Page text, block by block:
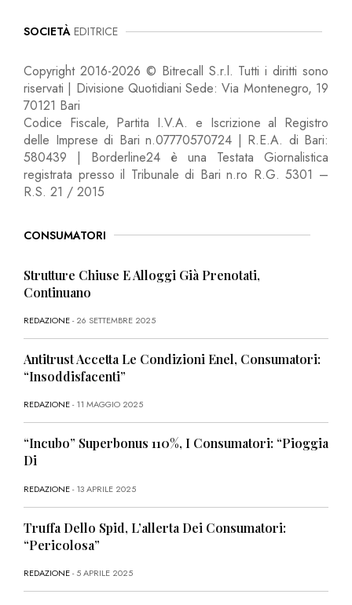
SOCIETÀ EDITRICE
Copyright 2016-2026 © Bitrecall S.r.l. Tutti i diritti sono
riservati | Divisione Quotidiani Sede: Via Montenegro, 19
70121 Bari
Codice Fiscale, Partita I.V.A. e Iscrizione al Registro
delle Imprese di Bari n.07770570724 | R.E.A. di Bari:
580439 | Borderline24 è una Testata Giornalistica
registrata presso il Tribunale di Bari n.ro R.G. 5301 –
R.S. 21 / 2015
CONSUMATORI
Strutture Chiuse E Alloggi Già Prenotati,
Continuano
REDAZIONE- 26 SETTEMBRE 2025
Antitrust Accetta Le Condizioni Enel, Consumatori:
“Insoddisfacenti”
REDAZIONE- 11 MAGGIO 2025
“Incubo” Superbonus 110%, I Consumatori: “Pioggia
Di
REDAZIONE- 13 APRILE 2025
Truffa Dello Spid, L’allerta Dei Consumatori:
“Pericolosa”
REDAZIONE- 5 APRILE 2025